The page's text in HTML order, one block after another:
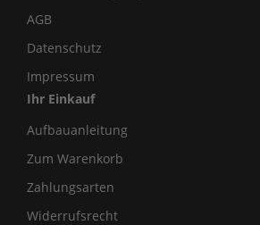
AGB
Datenschutz
Impressum
Ihr Einkauf
Aufbauanleitung
Zum Warenkorb
Zahlungsarten
Widerrufsrecht